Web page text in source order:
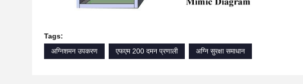
Tags:
अग्निशमन उपकरण
एफएम 200 दमन प्रणाली अग्नि सुरक्षा समाधान